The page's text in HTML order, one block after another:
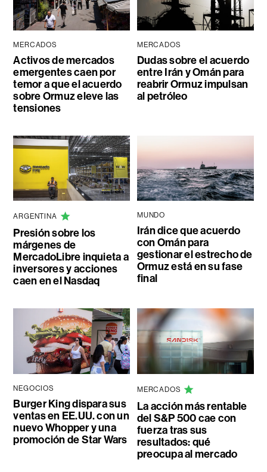
MERCADOS
Activos de mercados
emergentes caen por
temor a que el acuerdo
sobre Ormuz eleve las
tensiones
MERCADOS
Dudas sobre el acuerdo
entre Irán y Omán para
reabrir Ormuz impulsan
al petróleo
ARGENTINA
Presión sobre los
márgenes de
MercadoLibre inquieta a
inversores y acciones
caen en el Nasdaq
MUNDO
Irán dice que acuerdo
con Omán para
gestionar el estrecho de
Ormuz está en su fase
final
NEGOCIOS
Burger King dispara sus
ventas en EE.UU. con un
nuevo Whopper y una
promoción de Star Wars
MERCADOS
La acción más rentable
del S&P 500 cae con
fuerza tras sus
resultados: qué
preocupa al mercado